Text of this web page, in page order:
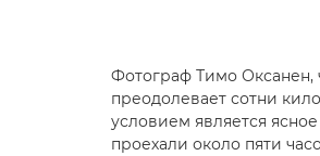
Фотограф Тимо Оксанен,
преодолевает сотни
условием является
проехали около пяти